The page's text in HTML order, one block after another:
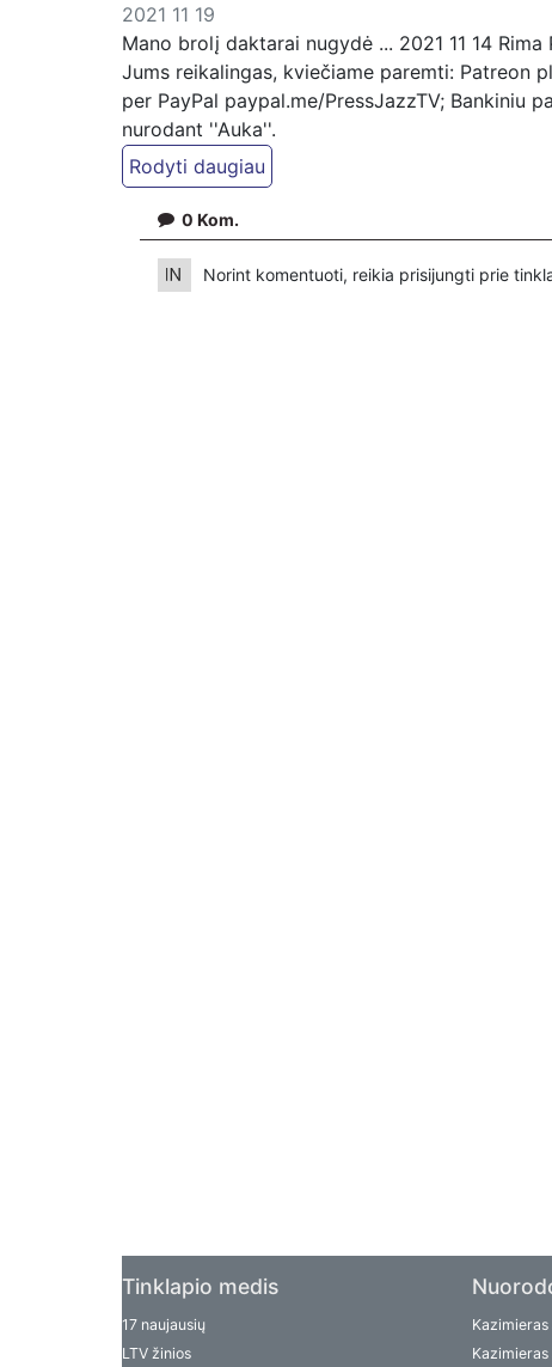
2021 11 19
Mano brolį daktarai nugydė ... 2021 11 14
Jums reikalingas, kviečiame paremti: Patreon
per PayPal paypal.me/PressJazzTV; Bankiniu
nurodant ''Auka''.
0 Kom.
Norint komentuoti, reikia prisijungti prie
Tinklapio medis
17 naujausių
LTV žinios